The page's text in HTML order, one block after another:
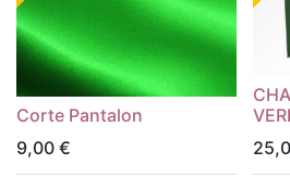
Corte Pantalon
9,00 €